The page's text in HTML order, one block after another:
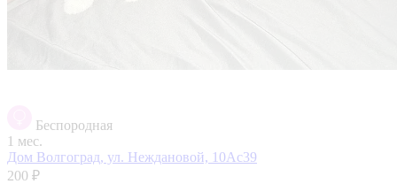
Беспородная
1 мес.
Дом Волгоград, ул. Неждановой, 10Ас39
200 ₽